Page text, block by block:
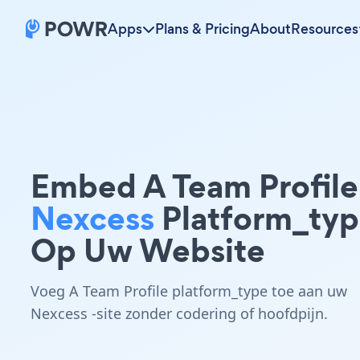
Apps Plans & PricingAboutResources
Embed A Team Profile
Nexcess
Op Uw Website
Voeg A Team Profile platform_type toe aan uw
Nexcess -site zonder codering of hoofdpijn.